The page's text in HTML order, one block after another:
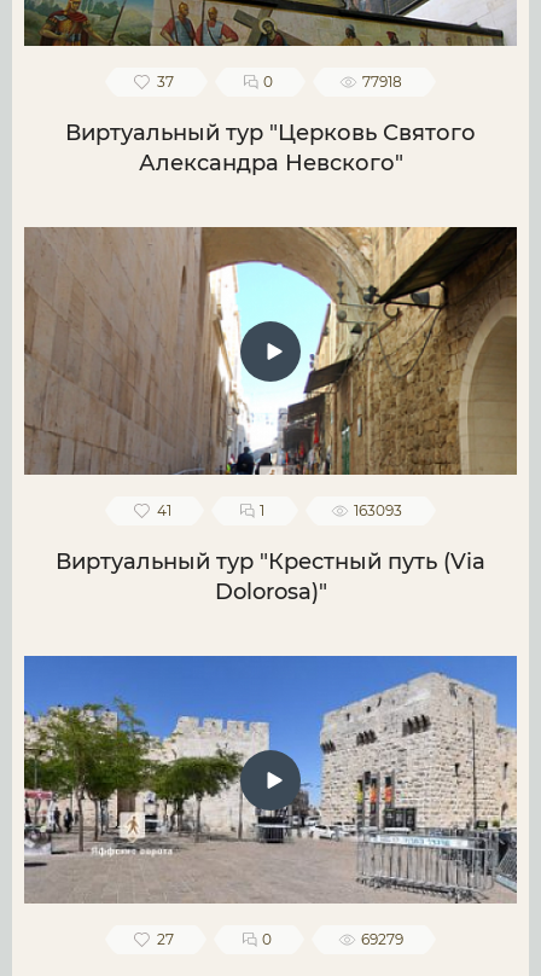
37 0 77918
Виртуальный тур "Церковь Святого
Александра Невского"
41 1 163093
Виртуальный тур "Крестный путь (Via
Dolorosa)"
27 0 69279